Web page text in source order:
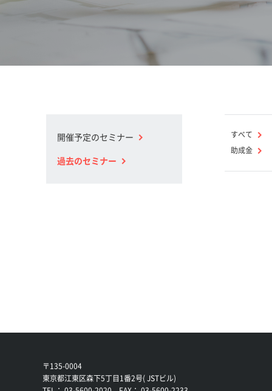
すべて
助成金
開催予定のセミナー
過去のセミナー
〒135-0004
東京都江東区森下5丁目1番2号( JSTビル)